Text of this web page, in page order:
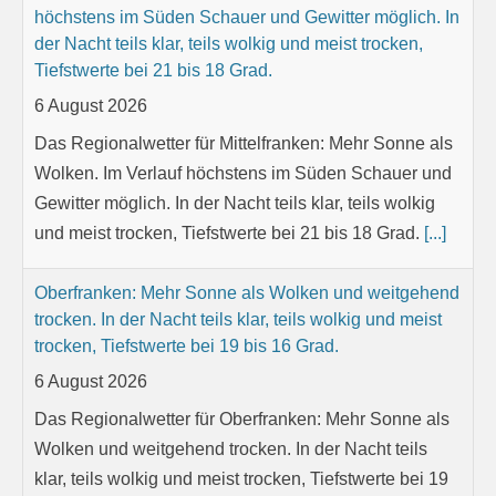
Das Regionalwetter für Mittelfranken: Mehr Sonne als
Wolken. Im Verlauf höchstens im Süden Schauer und
Gewitter möglich. In der Nacht teils klar, teils wolkig
und meist trocken, Tiefstwerte bei 21 bis 18 Grad.
Oberfranken: Mehr Sonne als Wolken und weitgehend
trocken. In der Nacht teils klar, teils wolkig und meist
Das Regionalwetter für Oberfranken: Mehr Sonne als
Wolken und weitgehend trocken. In der Nacht teils
klar, teils wolkig und meist trocken, Tiefstwerte bei 19
bis 16 Grad.[...]
Niederbayern: Sonnig bis locker bewölkt. Zum Abend
hin starke Schauer und Gewitter möglich. Nachts erst